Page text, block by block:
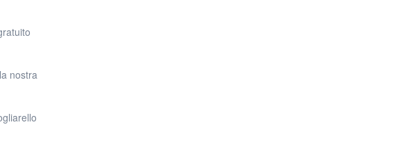
opinioni diverse, velocità di camminata diverse, piani diversi per
concentrarti su ciò che conta: divertirti insieme.
nostra